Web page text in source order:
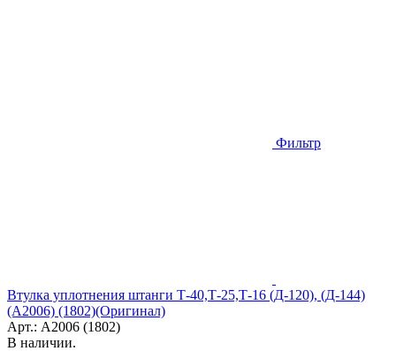
Фильтр
Втулка уплотнения штанги Т-40,Т-25,Т-16 (Д-120), (Д-144)
(А2006) (1802)(Оригинал)
Арт.: А2006 (1802)
В наличии.